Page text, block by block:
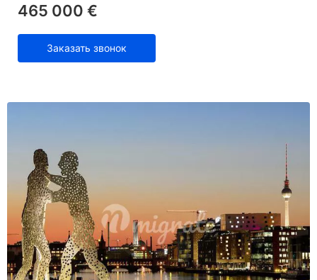
465 000 €
Заказать звонок